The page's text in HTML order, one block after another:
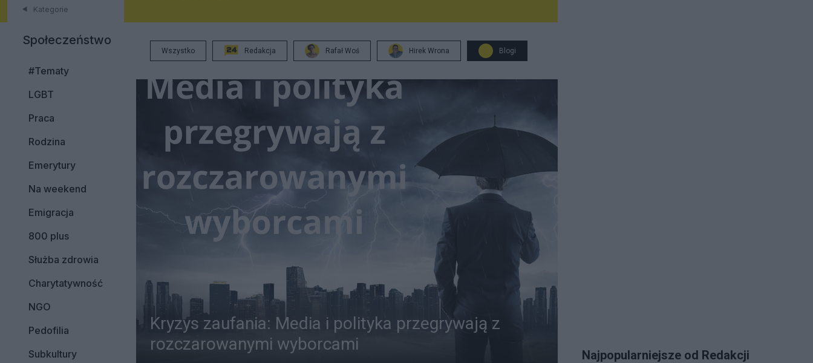
Kategorie
Społeczeństwo
#Tematy
LGBT
Praca
Rodzina
Emerytury
Na weekend
Emigracja
800 plus
Służba zdrowia
Charytatywność
NGO
Pedofilia
Subkultury
Wszystko Redakcja Rafał Woś Hirek Wrona Blogi
Kryzys zaufania: Media i polityka przegrywają z
rozczarowanymi wyborcami
Najpopularniejsze od Redakcji